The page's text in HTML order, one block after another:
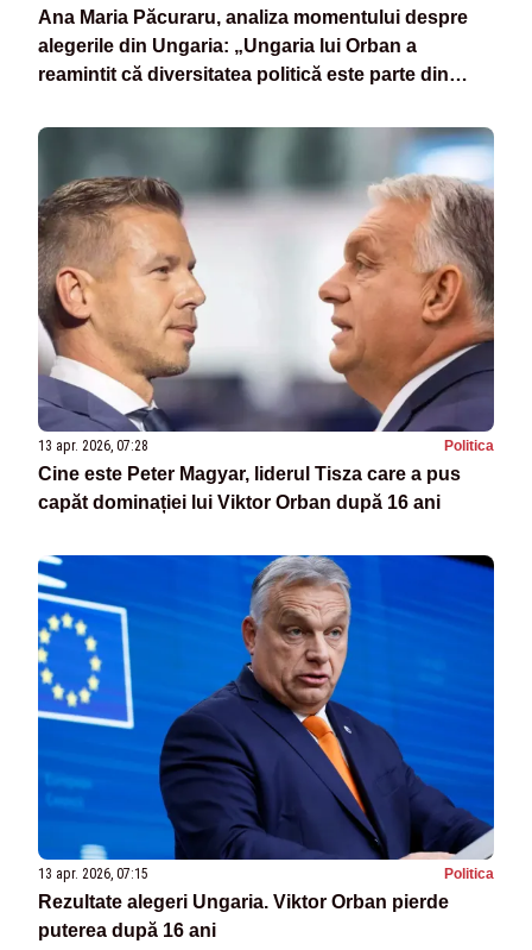
Ana Maria Păcuraru, analiza momentului despre
alegerile din Ungaria: „Ungaria lui Orban a
reamintit că diversitatea politică este parte din
13 apr. 2026, 07:28 Politica
Cine este Peter Magyar, liderul Tisza care a pus
capăt dominației lui Viktor Orban după 16 ani
13 apr. 2026, 07:15 Politica
Rezultate alegeri Ungaria. Viktor Orban pierde
puterea după 16 ani